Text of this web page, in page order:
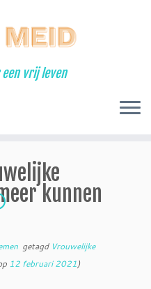
vrij leven
kunnen
getagd Vrouwelijke
12 februari 2021)